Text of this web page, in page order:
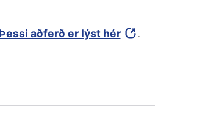
Þessi aðferð er lýst hér .